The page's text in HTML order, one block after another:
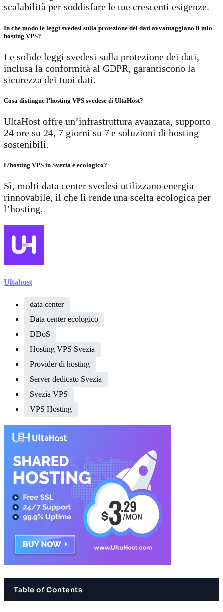
scalabilità per soddisfare le tue crescenti esigenze.
In che modo le leggi svedesi sulla protezione dei dati avvantaggiano il mio
hosting VPS?
Le solide leggi svedesi sulla protezione dei dati,
inclusa la conformità al GDPR, garantiscono la
sicurezza dei tuoi dati.
Cosa distingue l’hosting VPS svedese di UltaHost?
UltaHost offre un’infrastruttura avanzata, supporto
24 ore su 24, 7 giorni su 7 e soluzioni di hosting
sostenibili.
L’hosting VPS in Svezia è ecologico?
Sì, molti data center svedesi utilizzano energia
rinnovabile, il che li rende una scelta ecologica per
l’hosting.
Ultahost
data center
Data center ecologico
DDoS
Hosting VPS Svezia
Provider di hosting
Server dedicato Svezia
Svezia VPS
VPS Hosting
Table of Contents